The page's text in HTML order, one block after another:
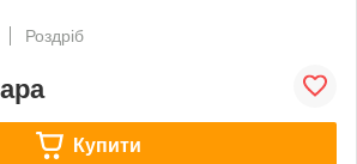
Роздріб
Купити